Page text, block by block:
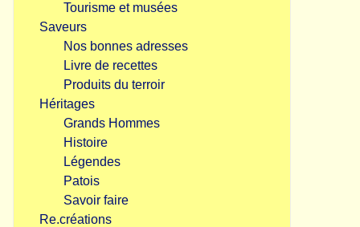
Tourisme et musées
Saveurs
Nos bonnes adresses
Livre de recettes
Produits du terroir
Héritages
Grands Hommes
Histoire
Légendes
Patois
Savoir faire
Re.créations